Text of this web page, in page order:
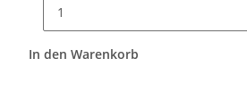
In den Warenkorb